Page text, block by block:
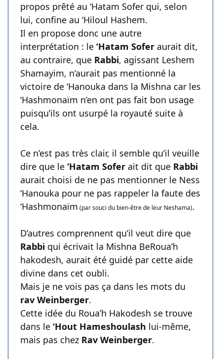
propos prêté au ‘Hatam Sofer qui, selon
lui, confine au ‘Hiloul Hashem.
Il en propose donc une autre
interprétation : le ‘Hatam Sofer aurait dit,
au contraire, que Rabbi, agissant Leshem
Shamayim, n’aurait pas mentionné la
victoire de ‘Hanouka dans la Mishna car les
‘Hashmonaïm n’en ont pas fait bon usage
puisqu’ils ont usurpé la royauté suite à
cela.
Ce n’est pas très clair, il semble qu’il veuille
dire que le ‘Hatam Sofer ait dit que Rabbi
aurait choisi de ne pas mentionner le Ness
‘Hanouka pour ne pas rappeler la faute des
‘Hashmonaïm (par souci du bien-être de leur Neshama).
D’autres comprennent qu’il veut dire que
Rabbi qui écrivait la Mishna BeRoua’h
hakodesh, aurait été guidé par cette aide
divine dans cet oubli.
Mais je ne vois pas ça dans les mots du
rav Weinberger.
Cette idée du Roua’h Hakodesh se trouve
dans le ‘Hout Hameshoulash lui-même,
mais pas chez Rav Weinberger.